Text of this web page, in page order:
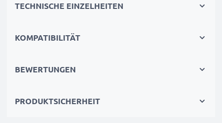
Zelltyp: NiMH Akkupack / Battery Pack
Alternative für / Ersetzt:
TECHNISCHE EINZELHEITEN
KOMPATIBILITÄT
BEWERTUNGEN
PRODUKTSICHERHEIT